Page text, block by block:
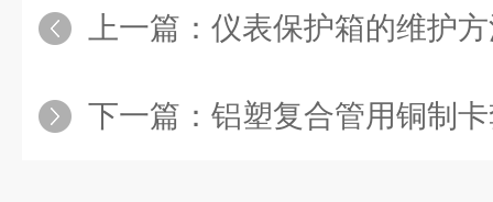
上一篇： 仪表保护箱的维护
下一篇： 铝塑复合管用铜制